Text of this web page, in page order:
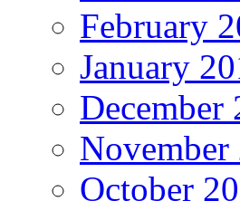
February
January
December
November
October